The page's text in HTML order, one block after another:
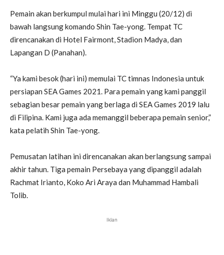
Pemain akan berkumpul mulai hari ini Minggu (20/12) di
bawah langsung komando Shin Tae-yong. Tempat TC
direncanakan di Hotel Fairmont, Stadion Madya, dan
Lapangan D (Panahan).
“Ya kami besok (hari ini) memulai TC timnas Indonesia untuk
persiapan SEA Games 2021. Para pemain yang kami panggil
sebagian besar pemain yang berlaga di SEA Games 2019 lalu
di Filipina. Kami juga ada memanggil beberapa pemain senior,”
kata pelatih Shin Tae-yong.
Pemusatan latihan ini direncanakan akan berlangsung sampai
akhir tahun. Tiga pemain Persebaya yang dipanggil adalah
Rachmat Irianto, Koko Ari Araya dan Muhammad Hambali
Tolib.
Iklan